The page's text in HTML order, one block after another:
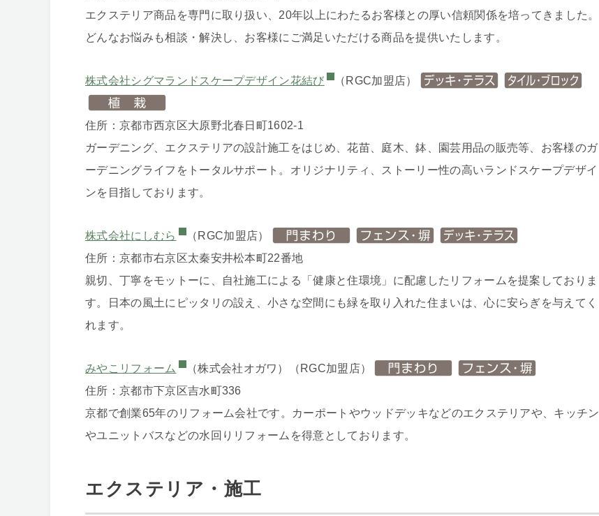
エクステリア商品を専門に取り扱い、20年以上にわたるお客様との厚い信頼関係を培ってきました。
どんなお悩みも相談・解決し、お客様にご満足いただける商品を提供いたします。
株式会社シグマランドスケープデザイン花結び （RGC加盟店）
住所：京都市西京区大原野北春日町1602-1
ガーデニング、エクステリアの設計施工をはじめ、花苗、庭木、鉢、園芸用品の販売等、お客様のガ
ーデニングライフをトータルサポート。オリジナリティ、ストーリー性の高いランドスケープデザイ
ンを目指しております。
株式会社にしむら
（RGC加盟店）
住所：京都市右京区太秦安井松本町22番地
親切、丁寧をモットーに、自社施工による「健康と住環境」に配慮したリフォームを提案しておりま
す。日本の風土にピッタリの設え、小さな空間にも緑を取り入れた住まいは、心に安らぎを与えてく
れます。
みやこリフォーム
（株式会社オガワ）（RGC加盟店）
住所：京都市下京区吉水町336
京都で創業65年のリフォーム会社です。カーポートやウッドデッキなどのエクステリアや、キッチン
やユニットバスなどの水回りリフォームを得意としております。
エクステリア・施工